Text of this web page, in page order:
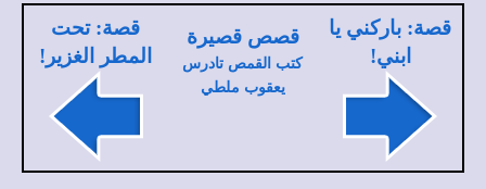
قصة: باركني يا
ابني!
قصص قصيرة
كتب القمص تادرس
يعقوب ملطي
قصة: تحت
المطر الغزير!